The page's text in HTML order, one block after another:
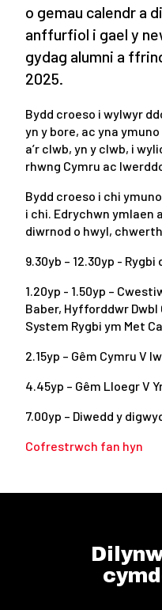
o gemau calendr a
anffurfiol i gael y
gydag alumni a
2025.
Bydd croeso i wylwyr
yn y bore, ac yna
a’r clwb, yn y clwb, i
rhwng Cymru ac
Bydd croeso i chi
i chi. Edrychwn ymlaen
diwrnod o hwyl,
9.30yb – 12.30yp - Rygbi
1.20yp - 1.50yp –
Baber, Hyfforddwr
System Rygbi ym Met
2.15yp – Gêm Cymru V
4.45yp – Gêm Lloegr V
7.00yp – Diwedd y
Cofrestrwch fan hyn